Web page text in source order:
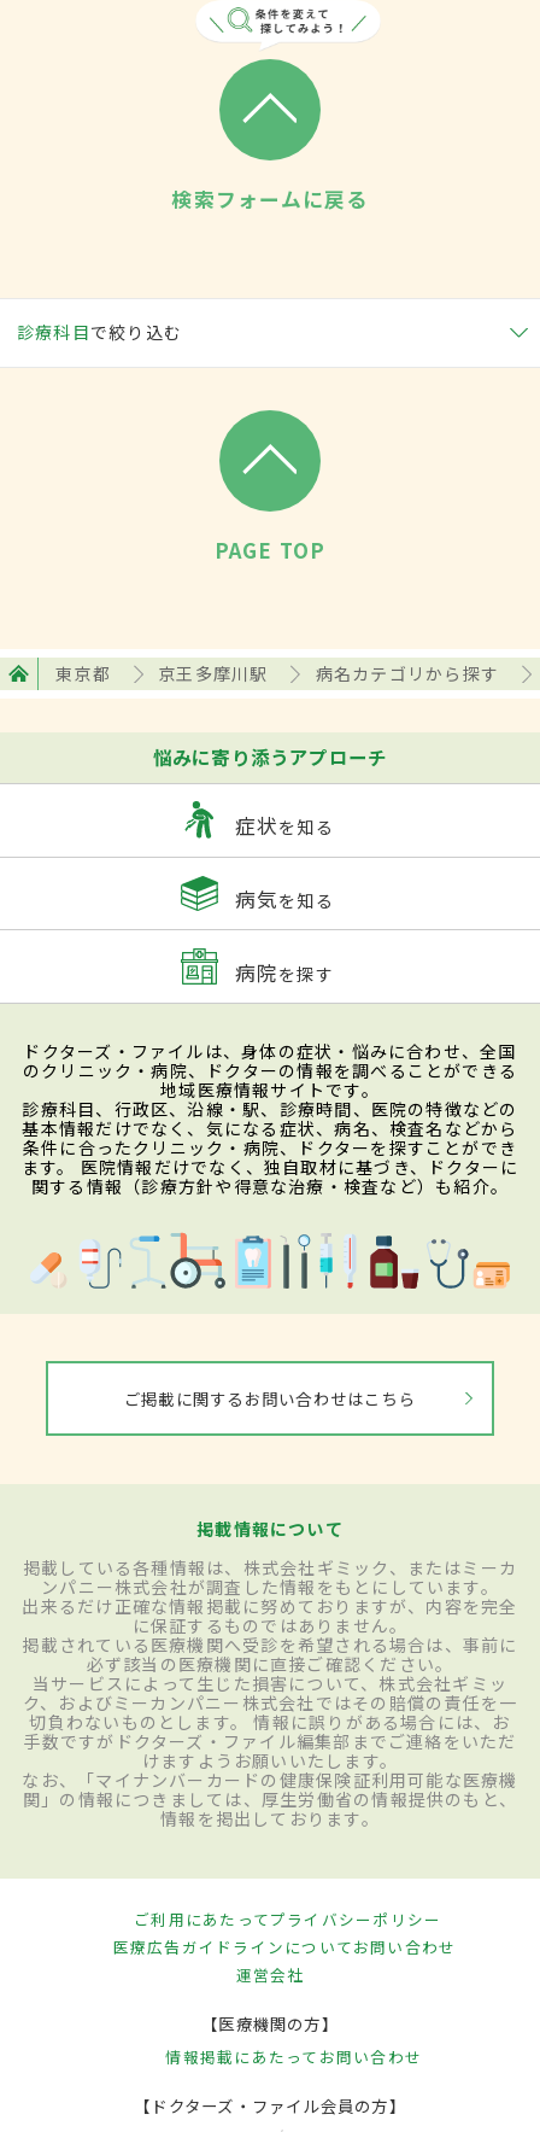
検索フォームに戻る
診療科目で絞り込む
PAGE TOP
東京都 京王多摩川駅 病名カテゴリから探す
悩みに寄り添うアプローチ
症状を知る
病気を知る
病院を探す
ドクターズ・ファイルは、身体の症状・悩みに合わせ、全国
のクリニック・病院、ドクターの情報を調べることができる
地域医療情報サイトです。
診療科目、行政区、沿線・駅、診療時間、医院の特徴などの
基本情報だけでなく、気になる症状、病名、検査名などから
条件に合ったクリニック・病院、ドクターを探すことができ
ます。 医院情報だけでなく、独自取材に基づき、ドクターに
関する情報（診療方針や得意な治療・検査など）も紹介。
ご掲載に関するお問い合わせはこちら
掲載情報について
掲載している各種情報は、株式会社ギミック、またはミーカ
ンパニー株式会社が調査した情報をもとにしています。
出来るだけ正確な情報掲載に努めておりますが、内容を完全
に保証するものではありません。
掲載されている医療機関へ受診を希望される場合は、事前に
必ず該当の医療機関に直接ご確認ください。
当サービスによって生じた損害について、株式会社ギミッ
ク、およびミーカンパニー株式会社ではその賠償の責任を一
切負わないものとします。 情報に誤りがある場合には、お
手数ですがドクターズ・ファイル編集部までご連絡をいただ
けますようお願いいたします。
なお、「マイナンバーカードの健康保険証利用可能な医療機
関」の情報につきましては、厚生労働省の情報提供のもと、
情報を掲出しております。
ご利用にあたってプライバシーポリシー
医療広告ガイドラインについてお問い合わせ
運営会社
【医療機関の方】
情報掲載にあたって お問い合わせ
【ドクターズ・ファイル会員の方】